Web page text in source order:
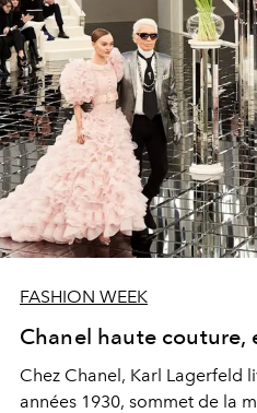
FASHION WEEK
Chanel haute couture,
Chez Chanel, Karl Lagerfeld
années 1930, sommet de la